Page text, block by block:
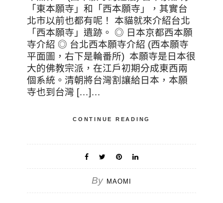
「東本願寺」和「西本願寺」，其實台
北市以前也都有呢！ 本貓就來介紹台北
「西本願寺」遺跡。 ◎ 日本京都西本願
寺介紹 ◎ 台北西本願寺介紹 (西本願寺
平面圖，右下是輪番所) 本願寺是日本很
大的佛教宗派，在江戶初期分成東西兩
個系統。清朝將台灣割讓給日本，本願
寺也到台灣 […]…
CONTINUE READING
By MAOMI